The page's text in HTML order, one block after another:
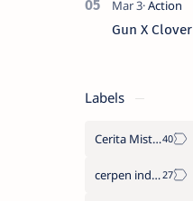
Gun X Clover
Labels
Cerita Misteri
cerpen indonesia